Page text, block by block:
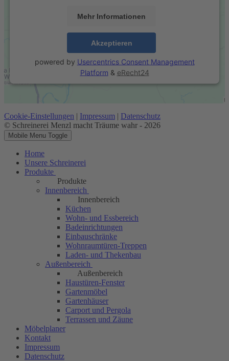
Mehr Informationen
Akzeptieren
powered by Usercentrics Consent Management
Platform & eRecht24
Cookie-Einstellungen | Impressum | Datenschutz
© Schreinerei Menzl macht Träume wahr - 2026
Mobile Menu Toggle
Home
Unsere Schreinerei
Produkte
Produkte
Innenbereich
Innenbereich
Küchen
Wohn- und Essbereich
Badeinrichtungen
Einbauschränke
Wohnraumtüren-Treppen
Laden- und Thekenbau
Außenbereich
Außenbereich
Haustüren-Fenster
Gartenmöbel
Gartenhäuser
Carport und Pergola
Terrassen und Zäune
Möbelplaner
Kontakt
Impressum
Datenschutz